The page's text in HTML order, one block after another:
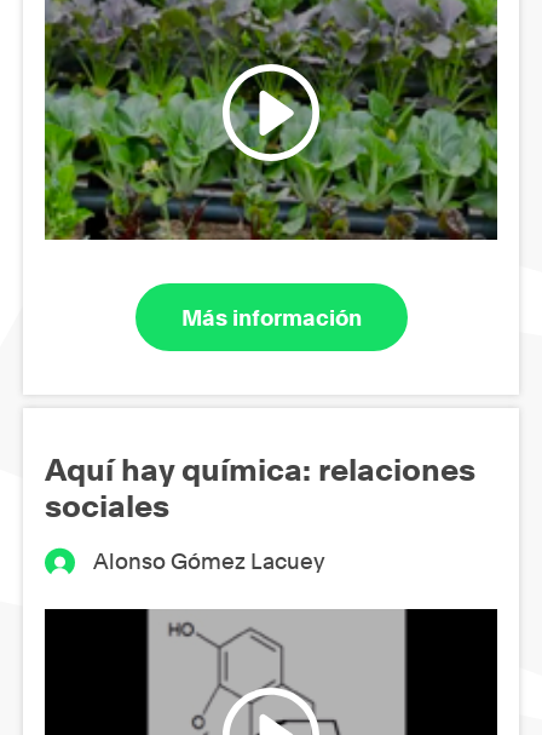
Más información
Aquí hay química: relaciones
sociales
Alonso Gómez Lacuey